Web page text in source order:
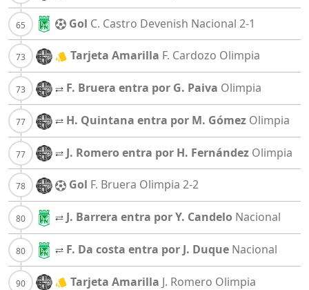
Gol C. Castro Devenish Nacional 2-1
Tarjeta Amarilla F. Cardozo Olimpia
F. Bruera entra por G. Paiva Olimpia
H. Quintana entra por M. Gómez Olimpia
J. Romero entra por H. Fernández Olimpia
Gol F. Bruera Olimpia 2-2
J. Barrera entra por Y. Candelo Nacional
F. Da costa entra por J. Duque Nacional
Tarjeta Amarilla J. Romero Olimpia